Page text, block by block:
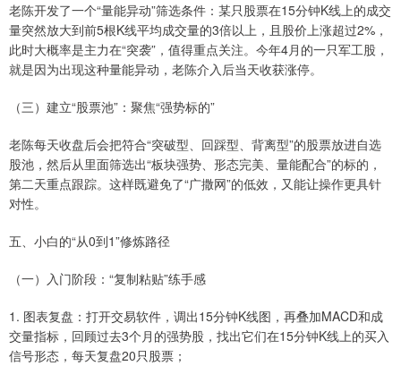
老陈开发了一个“量能异动”筛选条件：某只股票在15分钟K线上的成交
量突然放大到前5根K线平均成交量的3倍以上，且股价上涨超过2%，
此时大概率是主力在“突袭”，值得重点关注。今年4月的一只军工股，
就是因为出现这种量能异动，老陈介入后当天收获涨停。
（三）建立“股票池”：聚焦“强势标的”
老陈每天收盘后会把符合“突破型、回踩型、背离型”的股票放进自选
股池，然后从里面筛选出“板块强势、形态完美、量能配合”的标的，
第二天重点跟踪。这样既避免了“广撒网”的低效，又能让操作更具针
对性。
五、小白的“从0到1”修炼路径
（一）入门阶段：“复制粘贴”练手感
1. 图表复盘：打开交易软件，调出15分钟K线图，再叠加MACD和成
交量指标，回顾过去3个月的强势股，找出它们在15分钟K线上的买入
信号形态，每天复盘20只股票；